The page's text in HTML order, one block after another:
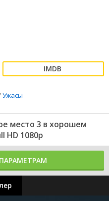
Ужасы
место 3 в хорошем
HD 1080p